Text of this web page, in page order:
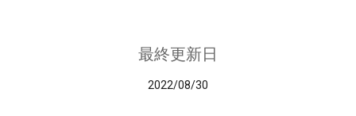
最終更新日
2022/08/30